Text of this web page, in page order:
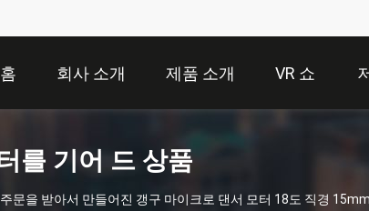
홈 회사 소개 제품 소개 VR 쇼
를 기어 드 상품
문을 받아서 만들어진 갱구 마이크로 댄서 모터 18도 직경 15mm